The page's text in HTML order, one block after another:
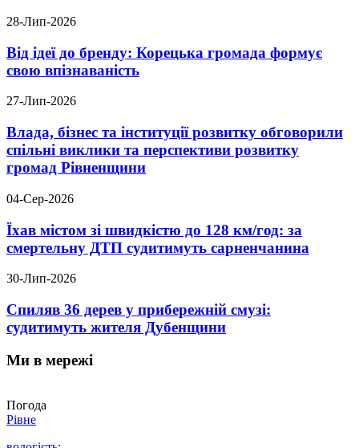
28-Лип-2026
Від ідеї до бренду: Корецька громада формує
свою впізнаваність
27-Лип-2026
Влада, бізнес та інституції розвитку обговорили
спільні виклики та перспективи розвитку
громад Рівненщини
04-Сер-2026
Їхав містом зі швидкістю до 128 км/год: за
смертельну ДТП судитимуть сарненчанина
30-Лип-2026
Спиляв 36 дерев у прибережній смузі:
судитимуть жителя Дубенщини
Ми в мережі
Погода
Рівне